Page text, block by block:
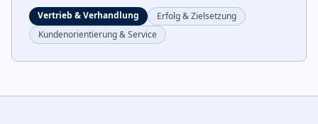
Vertrieb & Verhandlung
Erfolg & Zielsetzung
Kundenorientierung & Service